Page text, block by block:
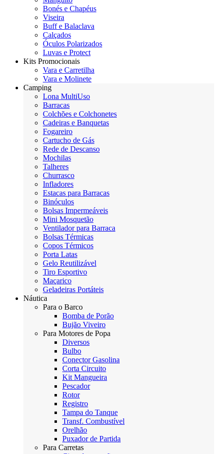
Bonés e Chapéus
Viseira
Buff e Balaclava
Calçados
Óculos Polarizados
Luvas e Protect
Kits Promocionais
Vara e Carretilha
Vara e Molinete
Camping
Lona MultiUso
Barracas
Colchões e Colchonetes
Cadeiras e Banquetas
Fogareiro
Cartucho de Gás
Rede de Descanso
Mochilas
Talheres
Churrasco
Infladores
Estacas para Barracas
Binóculos
Bolsas Impermeáveis
Mini Mosquetão
Ventilador para Barraca
Bolsas Térmicas
Copos Térmicos
Porta Latas
Gelo Reutilizável
Tiro Esportivo
Maçarico
Geladeiras Portáteis
Náutica
Para o Barco
Bomba de Porão
Bujão Viveiro
Para Motores de Popa
Diversos
Bulbo
Conector Gasolina
Corta Circuito
Kit Mangueira
Pescador
Rotor
Registro
Tampa do Tanque
Transf. Combustível
Orelhão
Puxador de Partida
Para Carretas